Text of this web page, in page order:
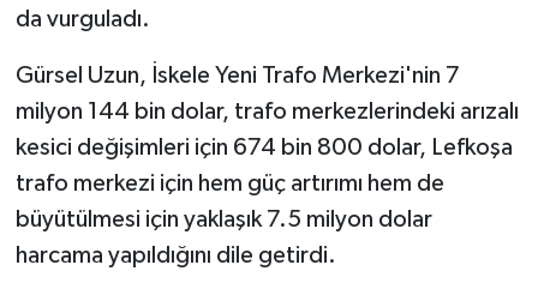
da vurguladı.
Gürsel Uzun, İskele Yeni Trafo Merkezi'nin 7
milyon 144 bin dolar, trafo merkezlerindeki arızalı
kesici değişimleri için 674 bin 800 dolar, Lefkoşa
trafo merkezi için hem güç artırımı hem de
büyütülmesi için yaklaşık 7.5 milyon dolar
harcama yapıldığını dile getirdi.